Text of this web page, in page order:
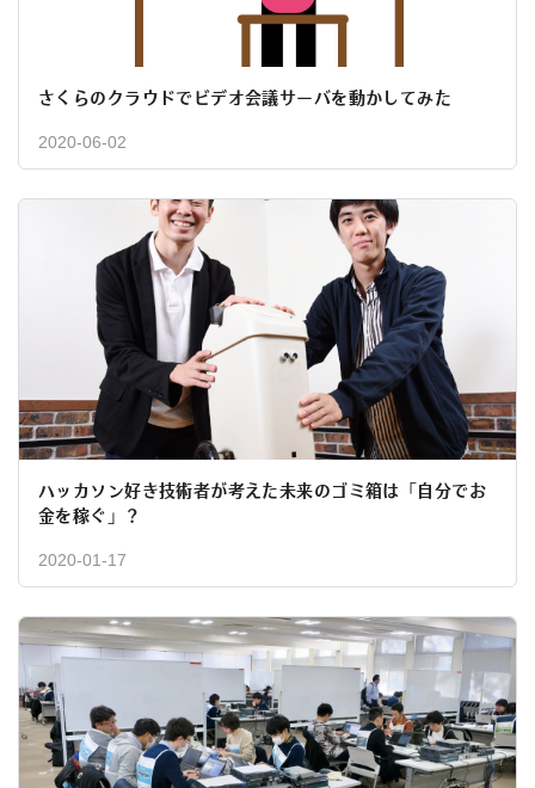
さくらのクラウドでビデオ会議サーバを動かしてみた
2020-06-02
ハッカソン好き技術者が考えた未来のゴミ箱は「自分でお
金を稼ぐ」？
2020-01-17